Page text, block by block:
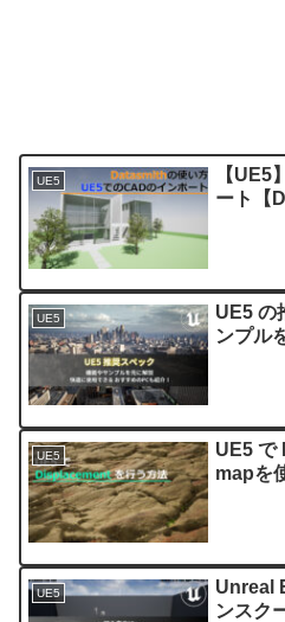
UE5
【UE5
ート【
UE5
UE5 の
ンプル
UE5
UE5 で
mapを
UE5
Unreal
ンスク